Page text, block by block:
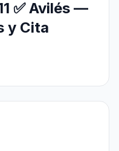
✅ Avilés —
y Cita